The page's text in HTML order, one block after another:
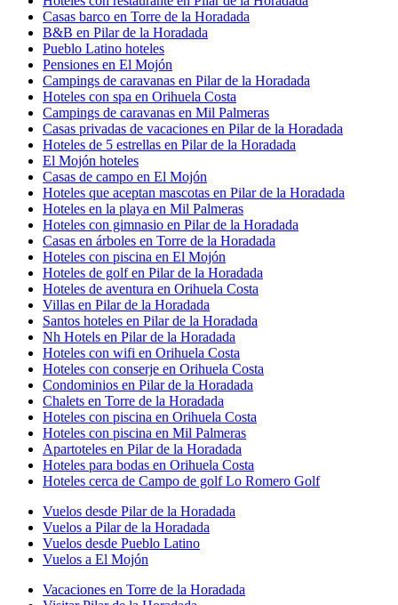
Casas barco en Torre de la Horadada
B&B en Pilar de la Horadada
Pueblo Latino hoteles
Pensiones en El Mojón
Campings de caravanas en Pilar de la Horadada
Hoteles con spa en Orihuela Costa
Campings de caravanas en Mil Palmeras
Casas privadas de vacaciones en Pilar de la Horadada
Hoteles de 5 estrellas en Pilar de la Horadada
El Mojón hoteles
Casas de campo en El Mojón
Hoteles que aceptan mascotas en Pilar de la Horadada
Hoteles en la playa en Mil Palmeras
Hoteles con gimnasio en Pilar de la Horadada
Casas en árboles en Torre de la Horadada
Hoteles con piscina en El Mojón
Hoteles de golf en Pilar de la Horadada
Hoteles de aventura en Orihuela Costa
Villas en Pilar de la Horadada
Santos hoteles en Pilar de la Horadada
Nh Hotels en Pilar de la Horadada
Hoteles con wifi en Orihuela Costa
Hoteles con conserje en Orihuela Costa
Condominios en Pilar de la Horadada
Chalets en Torre de la Horadada
Hoteles con piscina en Orihuela Costa
Hoteles con piscina en Mil Palmeras
Apartoteles en Pilar de la Horadada
Hoteles para bodas en Orihuela Costa
Hoteles cerca de Campo de golf Lo Romero Golf
Vuelos desde Pilar de la Horadada
Vuelos a Pilar de la Horadada
Vuelos desde Pueblo Latino
Vuelos a El Mojón
Vacaciones en Torre de la Horadada